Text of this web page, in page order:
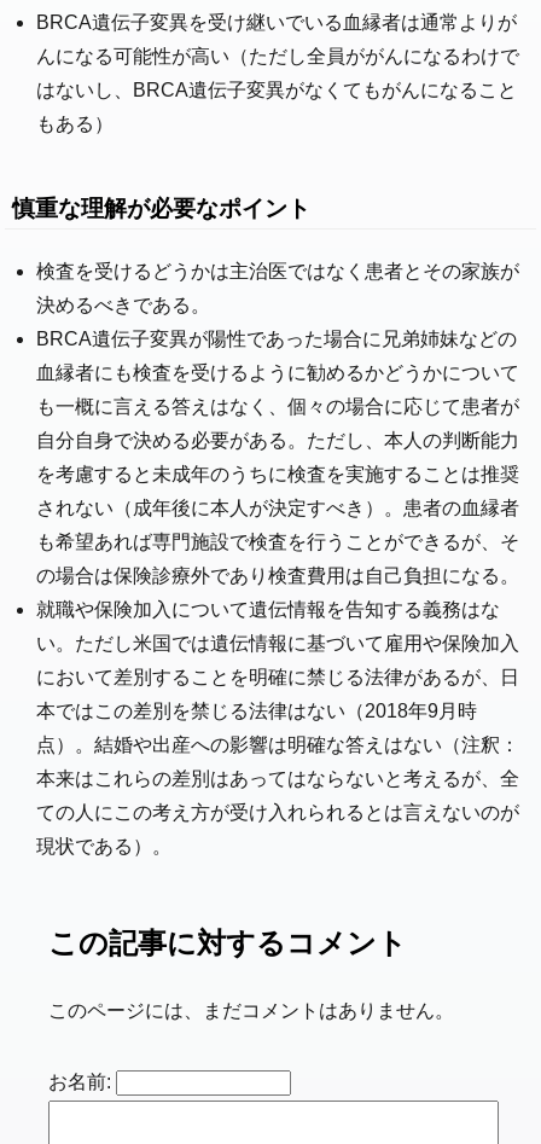
BRCA遺伝子変異を受け継いでいる血縁者は通常よりが
んになる可能性が高い（ただし全員ががんになるわけで
はないし、BRCA遺伝子変異がなくてもがんになること
もある）
慎重な理解が必要なポイント
検査を受けるどうかは主治医ではなく患者とその家族が
決めるべきである。
BRCA遺伝子変異が陽性であった場合に兄弟姉妹などの
血縁者にも検査を受けるように勧めるかどうかについて
も一概に言える答えはなく、個々の場合に応じて患者が
自分自身で決める必要がある。ただし、本人の判断能力
を考慮すると未成年のうちに検査を実施することは推奨
されない（成年後に本人が決定すべき）。患者の血縁者
も希望あれば専門施設で検査を行うことができるが、そ
の場合は保険診療外であり検査費用は自己負担になる。
就職や保険加入について遺伝情報を告知する義務はな
い。ただし米国では遺伝情報に基づいて雇用や保険加入
において差別することを明確に禁じる法律があるが、日
本ではこの差別を禁じる法律はない（2018年9月時
点）。結婚や出産への影響は明確な答えはない（注釈：
本来はこれらの差別はあってはならないと考えるが、全
ての人にこの考え方が受け入れられるとは言えないのが
現状である）。
この記事に対するコメント
このページには、まだコメントはありません。
お名前: